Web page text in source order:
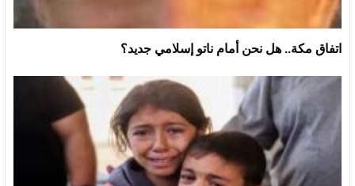
اتفاق مكة.. هل نحن أمام ناتو إسلامي جديد؟